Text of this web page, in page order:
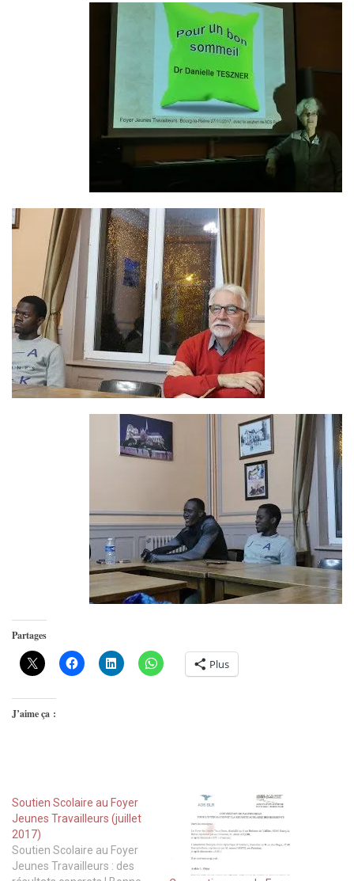
Partages
Plus
J’aime ça :
Soutien Scolaire au Foyer
Jeunes Travailleurs (juillet
2017)
Soutien Scolaire au Foyer
Jeunes Travailleurs : des